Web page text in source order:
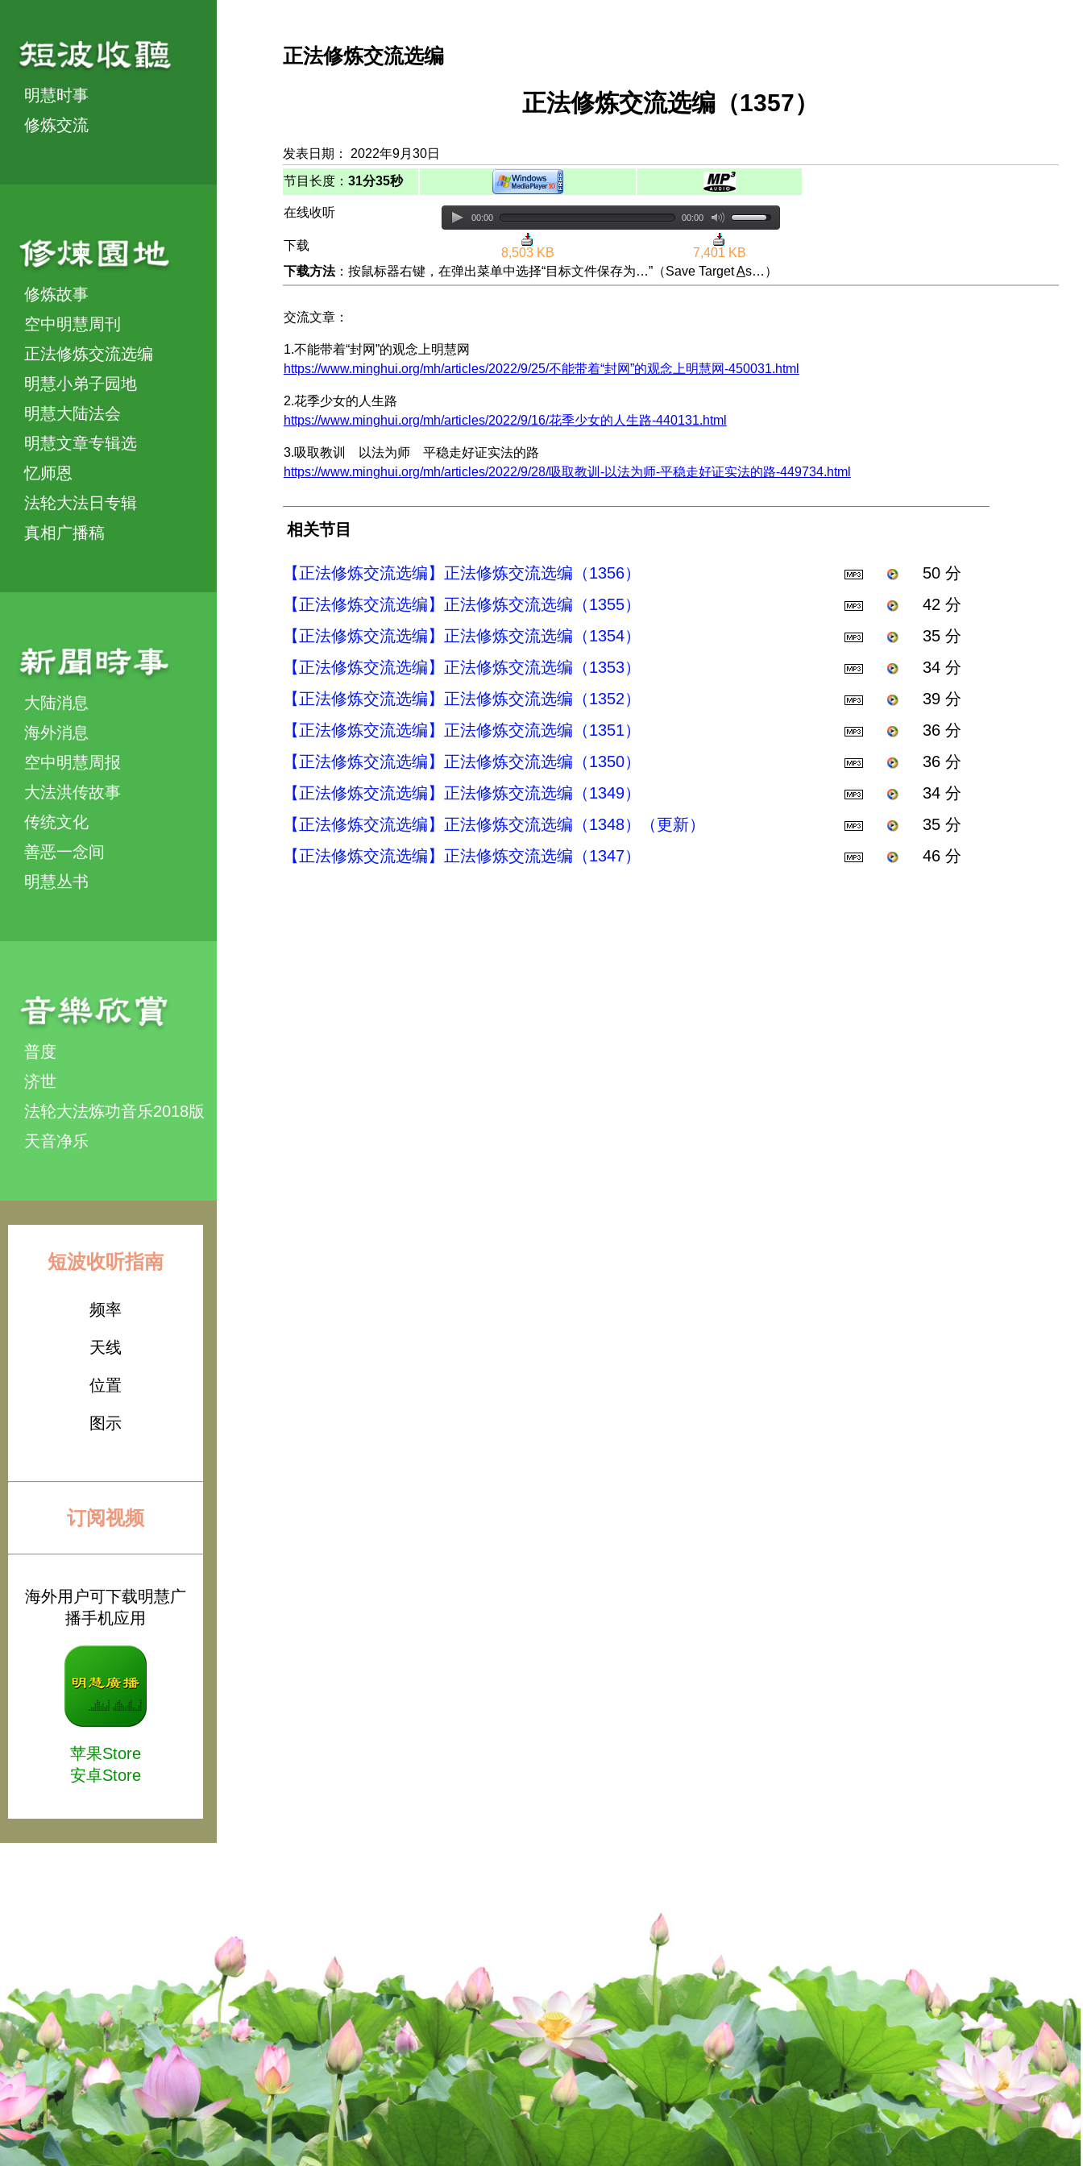
明慧时事
修炼交流
修炼故事
空中明慧周刊
正法修炼交流选编
明慧小弟子园地
明慧大陆法会
明慧文章专辑选
忆师恩
法轮大法日专辑
真相广播稿
大陆消息
海外消息
空中明慧周报
大法洪传故事
传统文化
善恶一念间
明慧丛书
普度
济世
法轮大法炼功音乐2018版
天音净乐
短波收听指南
频率
天线
位置
图示
订阅视频
海外用户可下载明慧广
播手机应用
苹果Store
安卓Store
正法修炼交流选编
正法修炼交流选编（1357）
发表日期： 2022年9月30日
节目长度： 31分35秒
在线收听 00:00 00:00
下载
8,503 KB
7,401 KB
下载方法：按鼠标器右键，在弹出菜单中选择“目标文件保存为…”（Save TargetAs…）
交流文章：
1.不能带着“封网”的观念上明慧网
https://www.minghui.org/mh/articles/2022/9/25/不能带着“封网”的观念上明慧网-450031.html
2.花季少女的人生路
https://www.minghui.org/mh/articles/2022/9/16/花季少女的人生路-440131.html
3.吸取教训 以法为师 平稳走好证实法的路
https://www.minghui.org/mh/articles/2022/9/28/吸取教训-以法为师-平稳走好证实法的路-449734.html
相关节目
【正法修炼交流选编】正法修炼交流选编（1356）
50 分
【正法修炼交流选编】正法修炼交流选编（1355）
42 分
【正法修炼交流选编】正法修炼交流选编（1354）
35 分
【正法修炼交流选编】正法修炼交流选编（1353）
34 分
【正法修炼交流选编】正法修炼交流选编（1352）
39 分
【正法修炼交流选编】正法修炼交流选编（1351）
36 分
【正法修炼交流选编】正法修炼交流选编（1350）
36 分
【正法修炼交流选编】正法修炼交流选编（1349）
34 分
【正法修炼交流选编】正法修炼交流选编（1348）（更新）
35 分
【正法修炼交流选编】正法修炼交流选编（1347）
46 分